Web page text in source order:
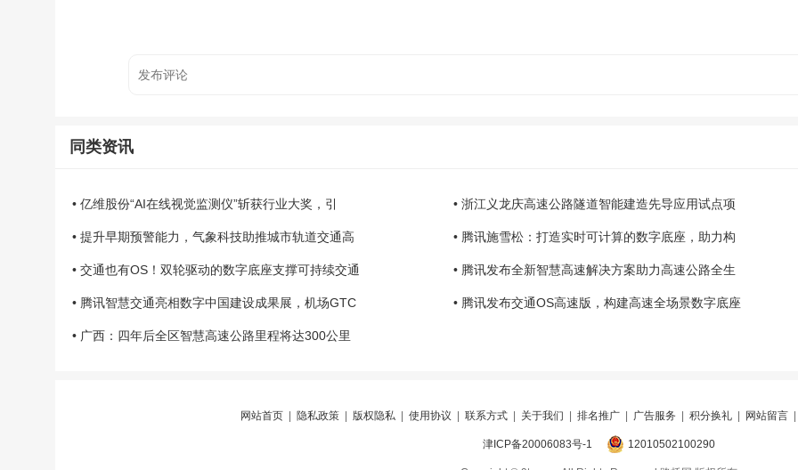
同类资讯
• 亿维股份“AI在线视觉监测仪”斩获行业大奖，引 • 浙江义龙庆高速公路隧道智能建造先导应用试点项
• 提升早期预警能力，气象科技助推城市轨道交通高 • 腾讯施雪松：打造实时可计算的数字底座，助力构
• 交通也有OS！双轮驱动的数字底座支撑可持续交通 • 腾讯发布全新智慧高速解决方案助力高速公路全生
• 腾讯智慧交通亮相数字中国建设成果展，机场GTC • 腾讯发布交通OS高速版，构建高速全场景数字底座
• 广西：四年后全区智慧高速公路里程将达300公里
网站首页 隐私政策 版权隐私 使用协议 联系方式 关于我们 排名推广 广告服务 积分换礼 网站留言
津ICP备20006083号-1 12010502100290